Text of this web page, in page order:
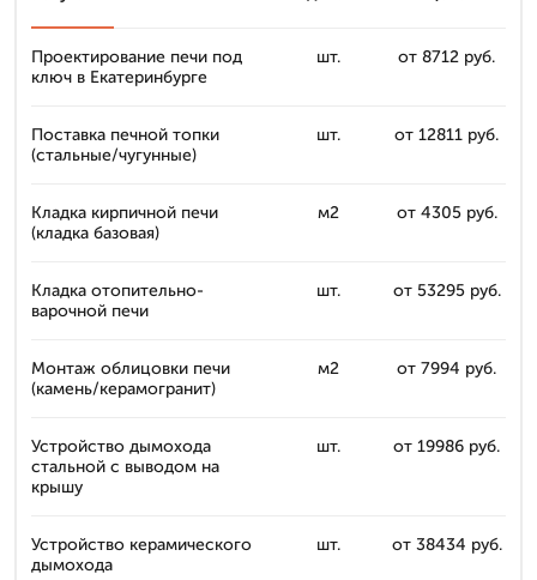
Проектирование печи под
ключ в Екатеринбурге
шт. от 8712 руб.
Поставка печной топки
(стальные/чугунные)
шт. от 12811 руб.
Кладка кирпичной печи
(кладка базовая)
м2 от 4305 руб.
Кладка отопительно-
варочной печи
шт. от 53295 руб.
Монтаж облицовки печи
(камень/керамогранит)
м2 от 7994 руб.
Устройство дымохода
стальной с выводом на
крышу
шт. от 19986 руб.
Устройство керамического
дымохода
шт. от 38434 руб.